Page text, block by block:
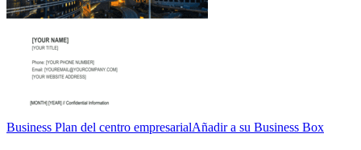
Business Plan del centro empresarialAñadir a su Business Box